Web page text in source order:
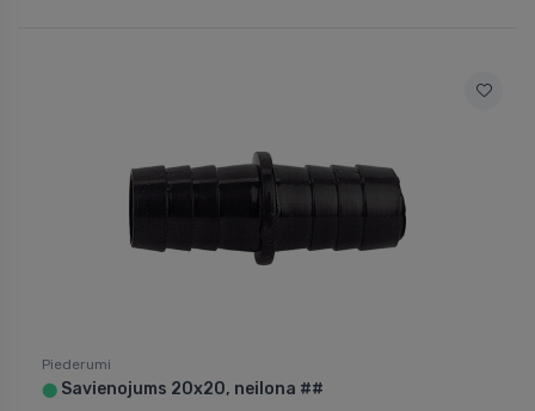
Piederumi
⬤ Savienojums 20x20, neilona ##